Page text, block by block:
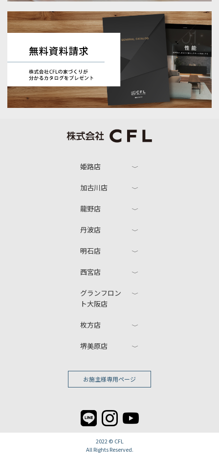
姫路店
加古川店
龍野店
丹波店
明石店
西宮店
グランフロン
ト大阪店
枚方店
堺美原店
お施主様専用ページ
2022 © CFL
All Rights Reserved.